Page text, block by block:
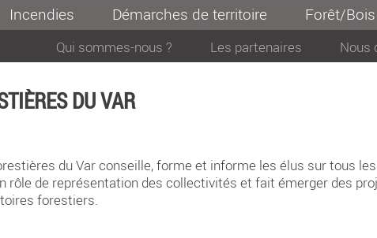
Incendies Démarches de territoire Forêt/Bois
Qui sommes-nous ? Les partenaires Nous
DU VAR
du Var conseille, forme et informe les élus sur tous
rôle de représentation des collectivités et fait émerger des
forestiers.